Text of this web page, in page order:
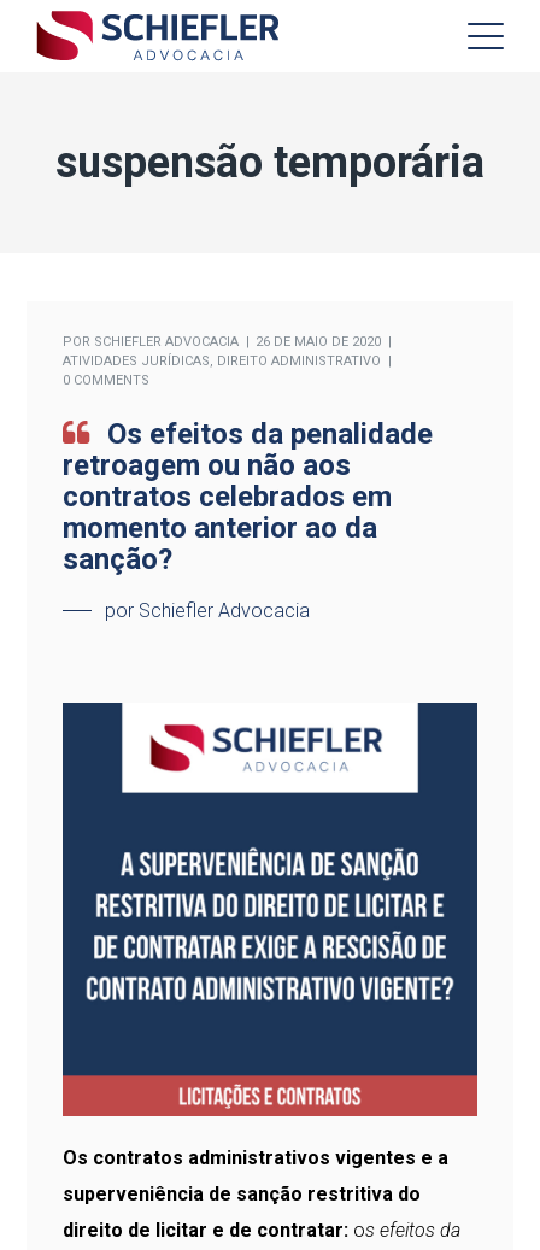
suspensão temporária
POR SCHIEFLER ADVOCACIA
26 DE MAIO DE 2020
ATIVIDADES JURÍDICAS, DIREITO ADMINISTRATIVO
0 COMMENTS
Os efeitos da penalidade
retroagem ou não aos
contratos celebrados em
momento anterior ao da
sanção?
por Schiefler Advocacia
Os contratos administrativos vigentes e a
superveniência de sanção restritiva do
direito de licitar e de contratar: os efeitos da